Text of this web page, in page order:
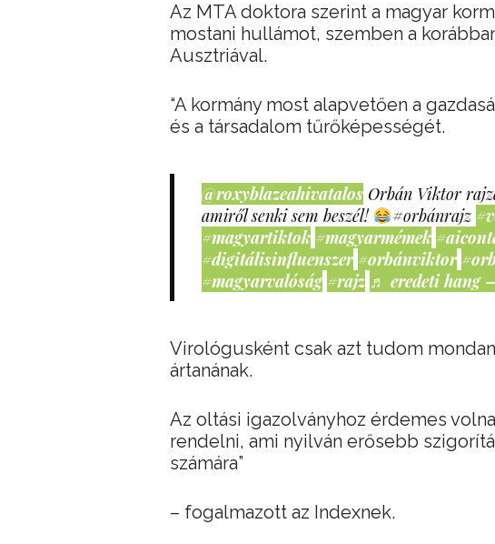
Az MTA doktora szerint a magyar
mostani hullámot, szemben a
Ausztriával.
“A kormány most alapvetően a
és a társadalom tűrőképességét.
@roxyblazeahivatalos Orbán Viktor
amiről senki sem beszél!
#orbánrajz
#magyartiktok #magyarmémek
#digitálisinfluenszer #orbánviktor
#magyarvalóság #rajz ♬ eredeti hang
Virológusként csak azt tudom
ártanának.
Az oltási igazolványhoz érdemes
rendelni, ami nyilván erősebb
számára”
– fogalmazott az Indexnek.